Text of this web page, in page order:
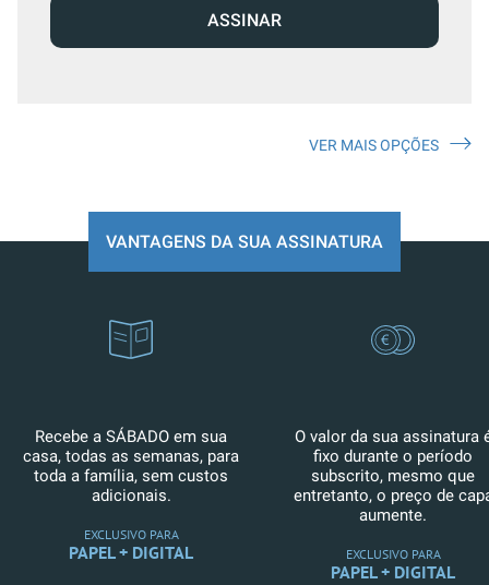
ASSINAR
VER MAIS OPÇÕES
VANTAGENS DA SUA ASSINATURA
Recebe a SÁBADO em sua
casa, todas as semanas, para
toda a família, sem custos
adicionais.
EXCLUSIVO PARA
PAPEL + DIGITAL
O valor da sua assinatura
fixo durante o período
subscrito, mesmo que
entretanto, o preço de
aumente.
EXCLUSIVO PARA
PAPEL + DIGITAL